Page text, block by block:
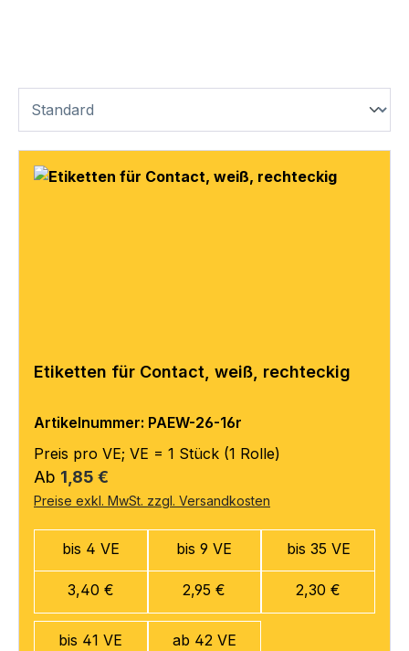
Etiketten für Contact, weiß, rechteckig
Artikelnummer: PAEW-26-16r
Preis pro VE; VE = 1 Stück (1 Rolle)
Regulärer Preis:
Ab 1,85 €
Preise exkl. MwSt. zzgl. Versandkosten
bis 4 VE
3,40 €
bis 9 VE
2,95 €
bis 35 VE
2,30 €
bis 41 VE ab 42 VE